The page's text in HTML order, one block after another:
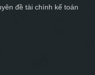
đề tài chính kế toán